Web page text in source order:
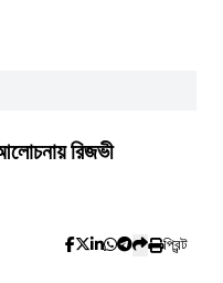
রিজভী
প্রিন্ট